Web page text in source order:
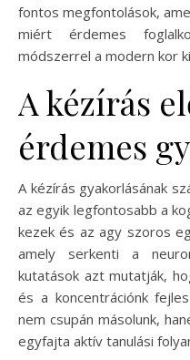
fontos megfontolások,
miért érdemes
módszerrel a modern kor
A kézírás
érdemes
A kézírás gyakorlásának
az egyik legfontosabb a
kezek és az agy szoros
amely serkenti a
kutatások azt mutatják,
és a koncentrációnk
nem csupán másolunk,
egyfajta aktív tanulási